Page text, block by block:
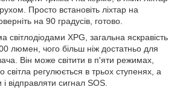
Просто встановіть ліхтар на
на 90 градусів, готово.
світлодіодами XPG, загальна яскравість
люмен, чого більш ніж достатньо для
Він може світити в п'яти режимах,
світла регулюється в трьох ступенях, а
відправляти сигнал SOS.